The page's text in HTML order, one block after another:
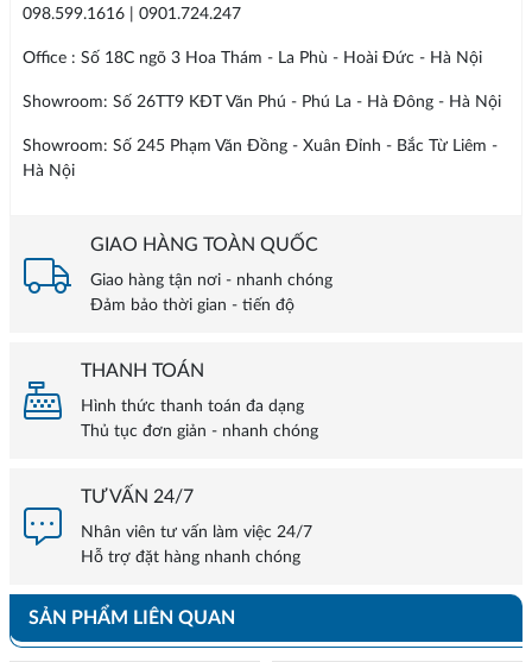
098.599.1616 | 0901.724.247
Office : Số 18C ngõ 3 Hoa Thám - La Phù - Hoài Đức - Hà Nội
Showroom: Số 26TT9 KĐT Văn Phú - Phú La - Hà Đông - Hà Nội
Showroom: Số 245 Phạm Văn Đồng - Xuân Đỉnh - Bắc Từ Liêm -
Hà Nội
GIAO HÀNG TOÀN QUỐC
Giao hàng tận nơi - nhanh chóng
Đảm bảo thời gian - tiến độ
THANH TOÁN
Hình thức thanh toán đa dạng
Thủ tục đơn giản - nhanh chóng
TƯ VẤN 24/7
Nhân viên tư vấn làm việc 24/7
Hỗ trợ đặt hàng nhanh chóng
SẢN PHẨM LIÊN QUAN